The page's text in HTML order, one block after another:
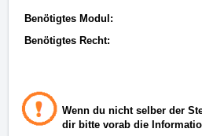
Benötigtes Modul:
Benötigtes Recht:
Wenn du nicht selber der
dir bitte vorab die